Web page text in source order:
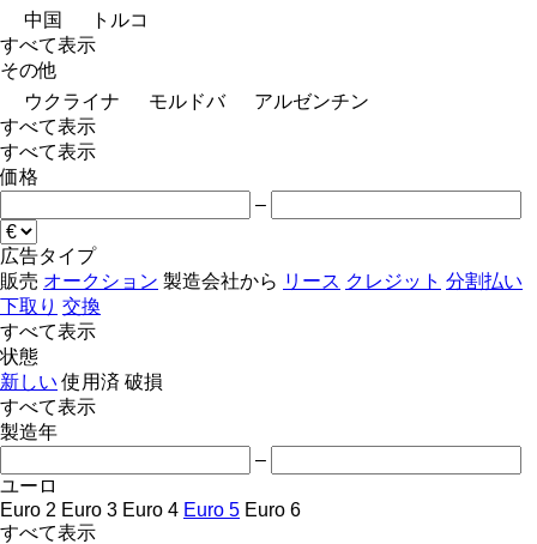
中国
トルコ
すべて表示
その他
ウクライナ
モルドバ
アルゼンチン
すべて表示
すべて表示
価格
–
広告タイプ
販売 オークション 製造会社から リース クレジット 分割払い
下取り 交換
すべて表示
状態
新しい 使用済 破損
すべて表示
製造年
–
ユーロ
Euro 2 Euro 3 Euro 4 Euro 5 Euro 6
すべて表示